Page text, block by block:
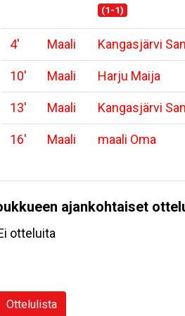
(1-1)
4' Maali Kangasjärvi
10' Maali Harju Maija
13' Maali Kangasjärvi
16' Maali maali Oma
ajankohtaiset
otteluita
Ottelulista